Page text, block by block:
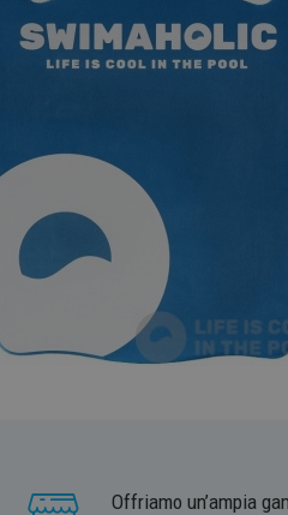
Offriamo un’ampia